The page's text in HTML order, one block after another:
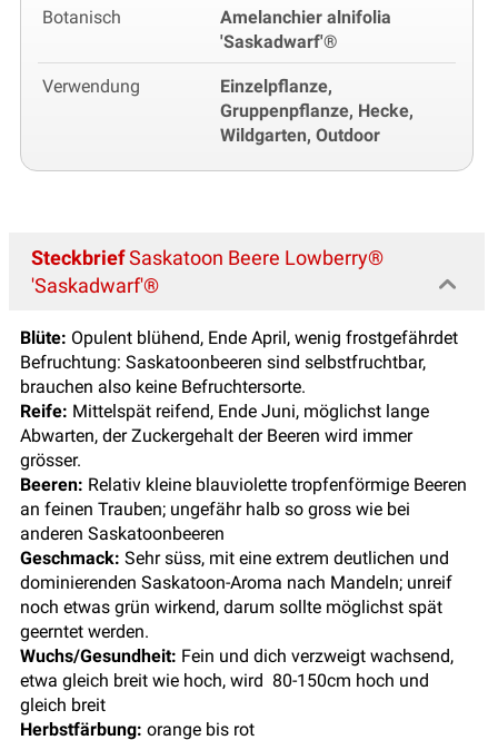
Botanisch
Amelanchier alnifolia
'Saskadwarf'®
Verwendung
Einzelpflanze,
Gruppenpflanze, Hecke,
Wildgarten, Outdoor
SteckbriefSaskatoon Beere Lowberry®
'Saskadwarf'®
Blüte: Opulent blühend, Ende April, wenig frostgefährdet
Befruchtung: Saskatoonbeeren sind selbstfruchtbar,
brauchen also keine Befruchtersorte.
Reife: Mittelspät reifend, Ende Juni, möglichst lange
Abwarten, der Zuckergehalt der Beeren wird immer
grösser.
Beeren: Relativ kleine blauviolette tropfenförmige Beeren
an feinen Trauben; ungefähr halb so gross wie bei
anderen Saskatoonbeeren
Geschmack: Sehr süss, mit eine extrem deutlichen und
dominierenden Saskatoon-Aroma nach Mandeln; unreif
noch etwas grün wirkend, darum sollte möglichst spät
geerntet werden.
Wuchs/Gesundheit: Fein und dich verzweigt wachsend,
etwa gleich breit wie hoch, wird 80-150cm hoch und
gleich breit
Herbstfärbung: orange bis rot